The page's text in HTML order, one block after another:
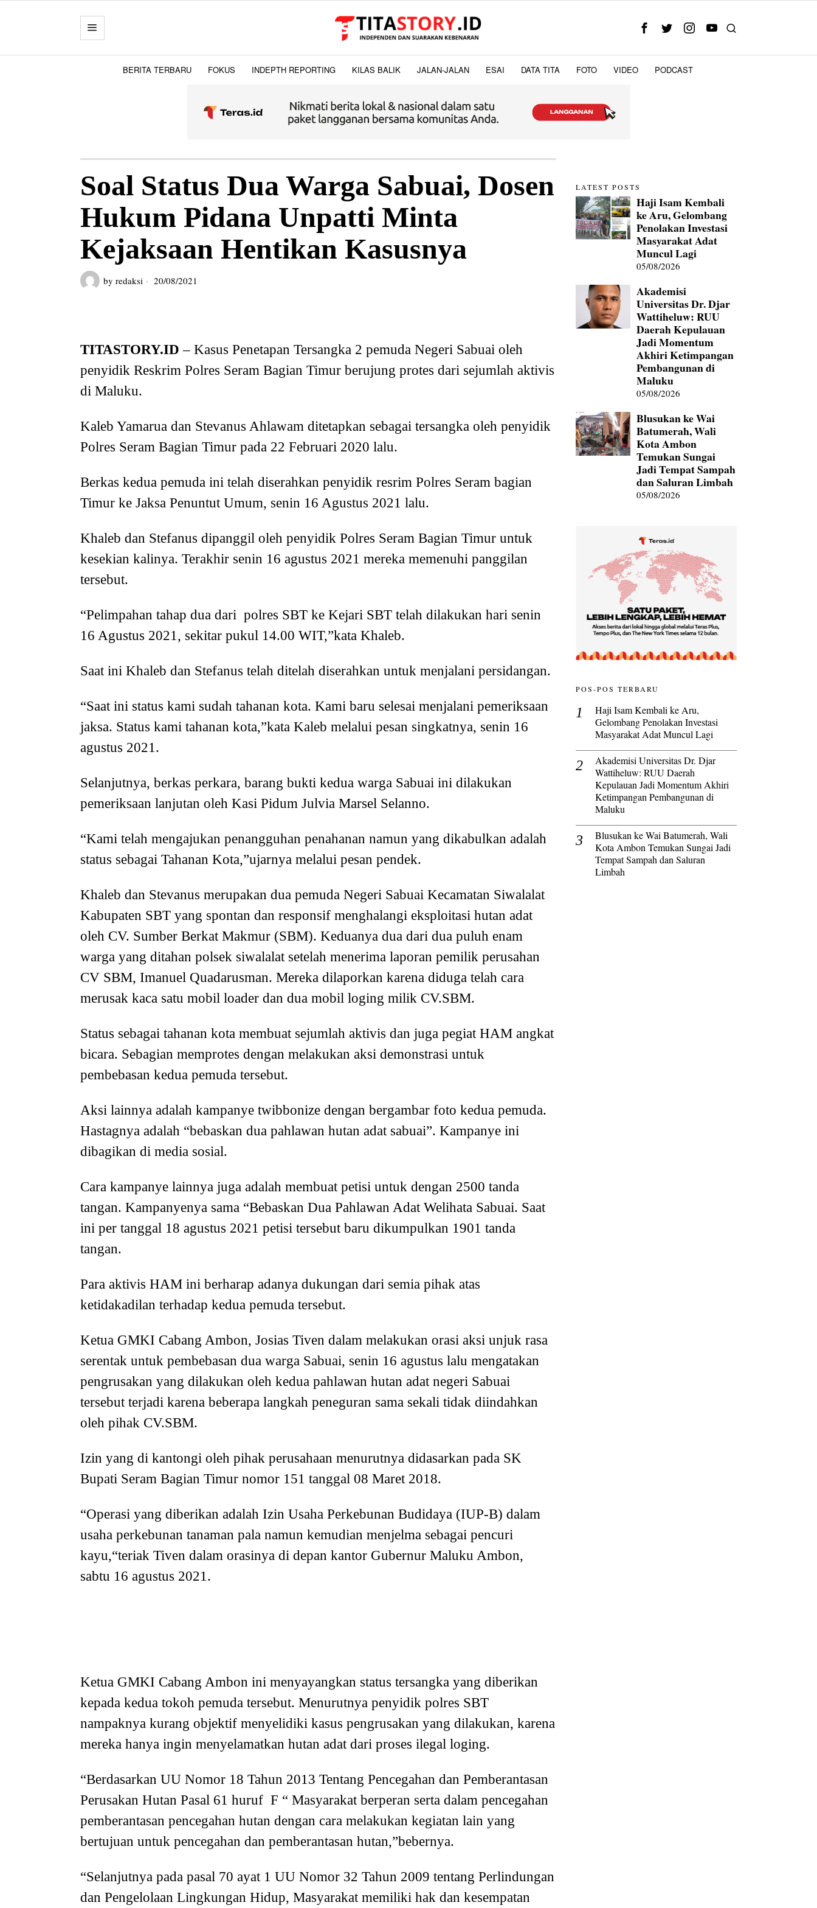
BERITA TERBARU FOKUS INDEPTH REPORTING KILAS BALIK JALAN-JALAN ESAI DATA TITA FOTO VIDEO PODCAST
Soal Status Dua Warga Sabuai, Dosen
Hukum Pidana Unpatti Minta
Kejaksaan Hentikan Kasusnya
by redaksi 20/08/2021
TITASTORY.ID – Kasus Penetapan Tersangka 2 pemuda Negeri Sabuai oleh
penyidik Reskrim Polres Seram Bagian Timur berujung protes dari sejumlah aktivis
di Maluku.
Kaleb Yamarua dan Stevanus Ahlawam ditetapkan sebagai tersangka oleh penyidik
Polres Seram Bagian Timur pada 22 Februari 2020 lalu.
Berkas kedua pemuda ini telah diserahkan penyidik resrim Polres Seram bagian
Timur ke Jaksa Penuntut Umum, senin 16 Agustus 2021 lalu.
Khaleb dan Stefanus dipanggil oleh penyidik Polres Seram Bagian Timur untuk
kesekian kalinya. Terakhir senin 16 agustus 2021 mereka memenuhi panggilan
tersebut.
“Pelimpahan tahap dua dari polres SBT ke Kejari SBT telah dilakukan hari senin
16 Agustus 2021, sekitar pukul 14.00 WIT,”kata Khaleb.
Saat ini Khaleb dan Stefanus telah ditelah diserahkan untuk menjalani persidangan.
“Saat ini status kami sudah tahanan kota. Kami baru selesai menjalani pemeriksaan
jaksa. Status kami tahanan kota,”kata Kaleb melalui pesan singkatnya, senin 16
agustus 2021.
Selanjutnya, berkas perkara, barang bukti kedua warga Sabuai ini dilakukan
pemeriksaan lanjutan oleh Kasi Pidum Julvia Marsel Selanno.
“Kami telah mengajukan penangguhan penahanan namun yang dikabulkan adalah
status sebagai Tahanan Kota,”ujarnya melalui pesan pendek.
Khaleb dan Stevanus merupakan dua pemuda Negeri Sabuai Kecamatan Siwalalat
Kabupaten SBT yang spontan dan responsif menghalangi eksploitasi hutan adat
oleh CV. Sumber Berkat Makmur (SBM). Keduanya dua dari dua puluh enam
warga yang ditahan polsek siwalalat setelah menerima laporan pemilik perusahan
CV SBM, Imanuel Quadarusman. Mereka dilaporkan karena diduga telah cara
merusak kaca satu mobil loader dan dua mobil loging milik CV.SBM.
Status sebagai tahanan kota membuat sejumlah aktivis dan juga pegiat HAM angkat
bicara. Sebagian memprotes dengan melakukan aksi demonstrasi untuk
pembebasan kedua pemuda tersebut.
Aksi lainnya adalah kampanye twibbonize dengan bergambar foto kedua pemuda.
Hastagnya adalah “bebaskan dua pahlawan hutan adat sabuai”. Kampanye ini
dibagikan di media sosial.
Cara kampanye lainnya juga adalah membuat petisi untuk dengan 2500 tanda
tangan. Kampanyenya sama “Bebaskan Dua Pahlawan Adat Welihata Sabuai. Saat
ini per tanggal 18 agustus 2021 petisi tersebut baru dikumpulkan 1901 tanda
tangan.
Para aktivis HAM ini berharap adanya dukungan dari semia pihak atas
ketidakadilan terhadap kedua pemuda tersebut.
Ketua GMKI Cabang Ambon, Josias Tiven dalam melakukan orasi aksi unjuk rasa
serentak untuk pembebasan dua warga Sabuai, senin 16 agustus lalu mengatakan
pengrusakan yang dilakukan oleh kedua pahlawan hutan adat negeri Sabuai
tersebut terjadi karena beberapa langkah peneguran sama sekali tidak diindahkan
oleh pihak CV.SBM.
Izin yang di kantongi oleh pihak perusahaan menurutnya didasarkan pada SK
Bupati Seram Bagian Timur nomor 151 tanggal 08 Maret 2018.
“Operasi yang diberikan adalah Izin Usaha Perkebunan Budidaya (IUP-B) dalam
usaha perkebunan tanaman pala namun kemudian menjelma sebagai pencuri
kayu,“teriak Tiven dalam orasinya di depan kantor Gubernur Maluku Ambon,
sabtu 16 agustus 2021.
Ketua GMKI Cabang Ambon ini menyayangkan status tersangka yang diberikan
kepada kedua tokoh pemuda tersebut. Menurutnya penyidik polres SBT
nampaknya kurang objektif menyelidiki kasus pengrusakan yang dilakukan, karena
mereka hanya ingin menyelamatkan hutan adat dari proses ilegal loging.
“Berdasarkan UU Nomor 18 Tahun 2013 Tentang Pencegahan dan Pemberantasan
Perusakan Hutan Pasal 61 huruf F “ Masyarakat berperan serta dalam pencegahan
pemberantasan pencegahan hutan dengan cara melakukan kegiatan lain yang
bertujuan untuk pencegahan dan pemberantasan hutan,”bebernya.
“Selanjutnya pada pasal 70 ayat 1 UU Nomor 32 Tahun 2009 tentang Perlindungan
dan Pengelolaan Lingkungan Hidup, Masyarakat memiliki hak dan kesempatan
LATEST POSTS
Haji Isam Kembali
ke Aru, Gelombang
Penolakan Investasi
Masyarakat Adat
Muncul Lagi
05/08/2026
Akademisi
Universitas Dr. Djar
Wattiheluw: RUU
Daerah Kepulauan
Jadi Momentum
Akhiri Ketimpangan
Pembangunan di
Maluku
05/08/2026
Blusukan ke Wai
Batumerah, Wali
Kota Ambon
Temukan Sungai
Jadi Tempat Sampah
dan Saluran Limbah
05/08/2026
POS-POS TERBARU
Haji Isam Kembali ke Aru,
Gelombang Penolakan Investasi
Masyarakat Adat Muncul Lagi
Akademisi Universitas Dr. Djar
Wattiheluw: RUU Daerah
Kepulauan Jadi Momentum Akhiri
Ketimpangan Pembangunan di
Maluku
Blusukan ke Wai Batumerah, Wali
Kota Ambon Temukan Sungai Jadi
Tempat Sampah dan Saluran
Limbah